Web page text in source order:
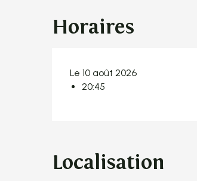
Horaires
Le 10 août 2026
20:45
Localisation